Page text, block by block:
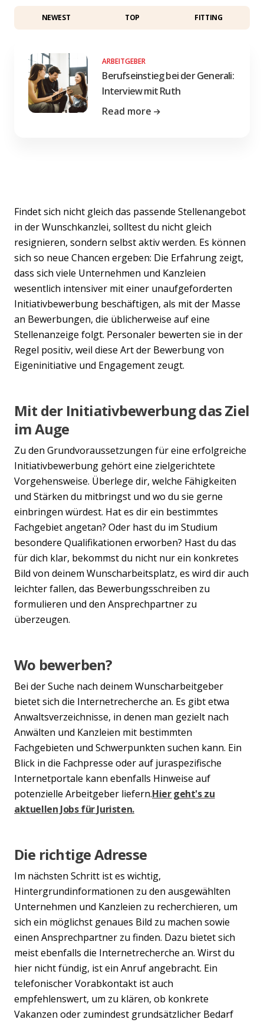
NEWEST TOP FITTING
Previous
ARBEITGEBER
Berufseinstieg bei der Generali:
Interview mit Ruth
Read more
Findet sich nicht gleich das passende Stellenangebot
in der Wunschkanzlei, solltest du nicht gleich
resignieren, sondern selbst aktiv werden. Es können
sich so neue Chancen ergeben: Die Erfahrung zeigt,
dass sich viele Unternehmen und Kanzleien
wesentlich intensiver mit einer unaufgeforderten
Initiativbewerbung beschäftigen, als mit der Masse
an Bewerbungen, die üblicherweise auf eine
Stellenanzeige folgt. Personaler bewerten sie in der
Regel positiv, weil diese Art der Bewerbung von
Eigeninitiative und Engagement zeugt.
Mit der Initiativbewerbung das Ziel
im Auge
Zu den Grundvoraussetzungen für eine erfolgreiche
Initiativbewerbung gehört eine zielgerichtete
Vorgehensweise. Überlege dir, welche Fähigkeiten
und Stärken du mitbringst und wo du sie gerne
einbringen würdest. Hat es dir ein bestimmtes
Fachgebiet angetan? Oder hast du im Studium
besondere Qualifikationen erworben? Hast du das
für dich klar, bekommst du nicht nur ein konkretes
Bild von deinem Wunscharbeitsplatz, es wird dir auch
leichter fallen, das Bewerbungsschreiben zu
formulieren und den Ansprechpartner zu
überzeugen.
Wo bewerben?
Bei der Suche nach deinem Wunscharbeitgeber
bietet sich die Internetrecherche an. Es gibt etwa
Anwaltsverzeichnisse, in denen man gezielt nach
Anwälten und Kanzleien mit bestimmten
Fachgebieten und Schwerpunkten suchen kann. Ein
Blick in die Fachpresse oder auf juraspezifische
Internetportale kann ebenfalls Hinweise auf
potenzielle Arbeitgeber liefern.Hier geht's zu
aktuellen Jobs für Juristen.
Die richtige Adresse
Im nächsten Schritt ist es wichtig,
Hintergrundinformationen zu den ausgewählten
Unternehmen und Kanzleien zu recherchieren, um
sich ein möglichst genaues Bild zu machen sowie
einen Ansprechpartner zu finden. Dazu bietet sich
meist ebenfalls die Internetrecherche an. Wirst du
hier nicht fündig, ist ein Anruf angebracht. Ein
telefonischer Vorabkontakt ist auch
empfehlenswert, um zu klären, ob konkrete
Vakanzen oder zumindest grundsätzlicher ­Bedarf